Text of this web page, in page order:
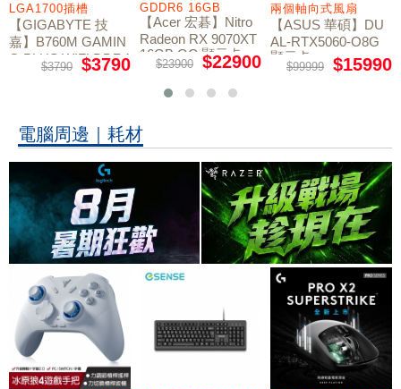
LGA1700插槽
【GIGABYTE 技
嘉】B760M GAMIN
G PLUS WIFI DDR4
主機板$3790 $3790
GDDR6 16GB
【Acer 宏碁】Nitro
Radeon RX 9070XT
16GB OC 顯示卡
$23900 $22900
兩個軸向式風扇
【ASUS 華碩】DU
AL-RTX5060-O8G
顯示卡
$99999 $15990
電腦周邊｜耗材